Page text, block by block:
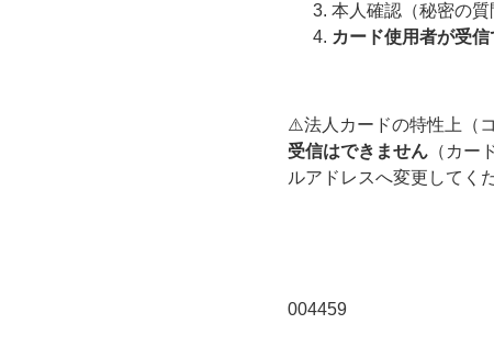
本人確認（秘密の質
カード使用者が受
⚠️法人カードの特性上（
受信はできません （カー
ルアドレスへ変更してく
004459